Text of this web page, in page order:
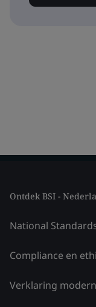
Ontdek BSI -
National
Compliance en
Verklaring